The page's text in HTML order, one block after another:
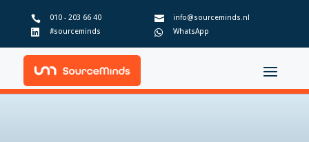

010 - 203 66 40

#sourceminds

info@sourceminds.nl

WhatsApp